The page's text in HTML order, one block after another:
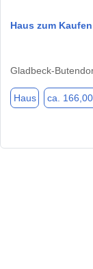
Haus zum
Gladbeck-
Haus ca.